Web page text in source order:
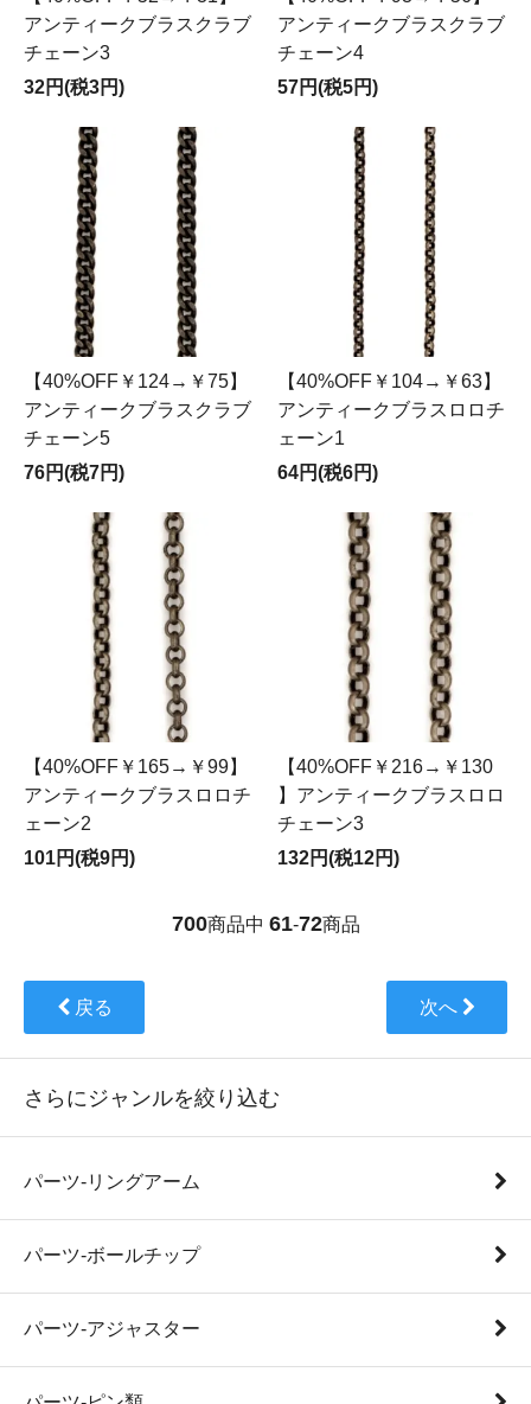
アンティークブラスクラブ
チェーン3
32円(税3円)
アンティークブラスクラブ
チェーン4
57円(税5円)
【40%OFF￥124→￥75】
アンティークブラスクラブ
チェーン5
76円(税7円)
【40%OFF￥104→￥63】
アンティークブラスロロチ
ェーン1
64円(税6円)
【40%OFF￥165→￥99】
アンティークブラスロロチ
ェーン2
101円(税9円)
【40%OFF￥216→￥130
】アンティークブラスロロ
チェーン3
132円(税12円)
700商品中 61-72商品
戻る 次へ
さらにジャンルを絞り込む
パーツ-リングアーム
パーツ-ボールチップ
パーツ-アジャスター